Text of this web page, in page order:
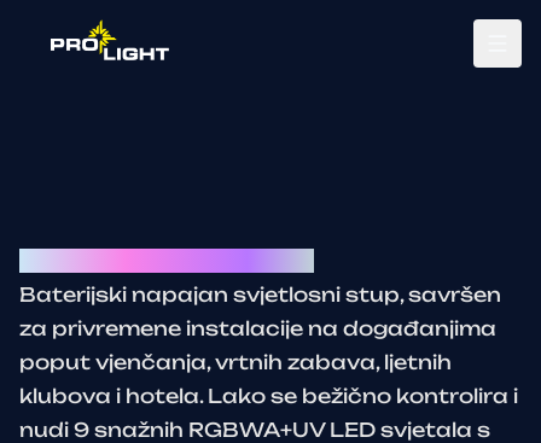
Baterijski napajan svjetlosni stup, savršen
za privremene instalacije na događanjima
poput vjenčanja, vrtnih zabava, ljetnih
klubova i hotela. Lako se bežično kontrolira i
nudi 9 snažnih RGBWA+UV LED svjetala s